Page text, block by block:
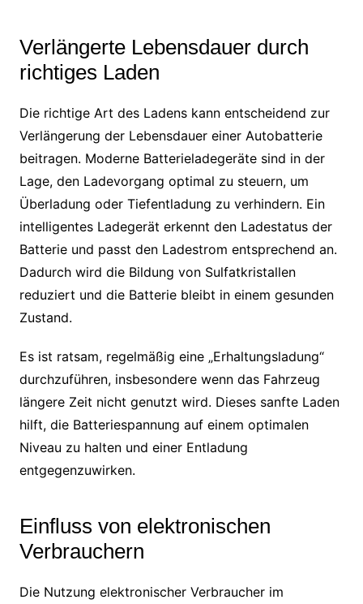
Verlängerte Lebensdauer durch
richtiges Laden
Die richtige Art des Ladens kann entscheidend zur
Verlängerung der Lebensdauer einer Autobatterie
beitragen. Moderne Batterieladegeräte sind in der
Lage, den Ladevorgang optimal zu steuern, um
Überladung oder Tiefentladung zu verhindern. Ein
intelligentes Ladegerät erkennt den Ladestatus der
Batterie und passt den Ladestrom entsprechend an.
Dadurch wird die Bildung von Sulfatkristallen
reduziert und die Batterie bleibt in einem gesunden
Zustand.
Es ist ratsam, regelmäßig eine „Erhaltungsladung“
durchzuführen, insbesondere wenn das Fahrzeug
längere Zeit nicht genutzt wird. Dieses sanfte Laden
hilft, die Batteriespannung auf einem optimalen
Niveau zu halten und einer Entladung
entgegenzuwirken.
Einfluss von elektronischen
Verbrauchern
Die Nutzung elektronischer Verbraucher im